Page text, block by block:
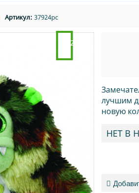
Артикул: 37924pc
-22%
лучшим
новую
НЕТ В